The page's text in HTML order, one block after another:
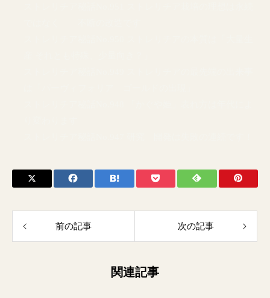
前の記事 次の記事
関連記事